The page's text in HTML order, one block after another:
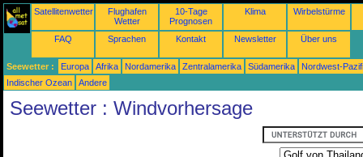
Satellitenwetter
Flughafen
Wetter
10-Tage
Prognosen
Klima Wirbelstürme
FAQ Sprachen Kontakt Newsletter Über uns
Seewetter : Europa Afrika Nordamerika Zentralamerika Südamerika
Nordwest-
Indischer Ozean
Andere
Seewetter : Windvorhersage